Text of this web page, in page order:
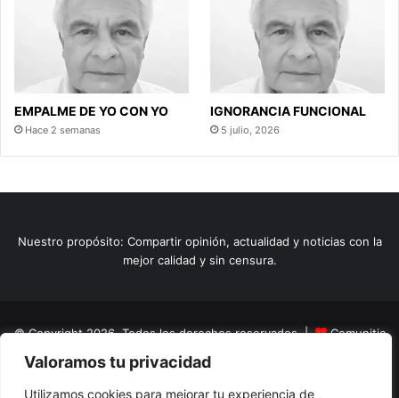
Valoramos tu privacidad
Utilizamos cookies para mejorar tu experiencia de
EMPALME DE YO CON YO
Hace 2 semanas
IGNORANCIA FUNCIONAL
5 julio, 2026
Nuestro propósito: Compartir opinión, actualidad y noticias con la
mejor calidad y sin censura.
© Copyright 2026, Todos los derechos reservados |
Comunitic
SAS BICNit 901228106
Home
Actualidad Variedades Opinion Turismo